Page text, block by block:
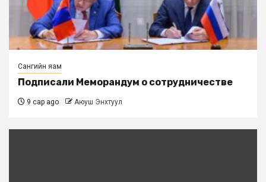
Сангийн яам
Подписали Меморандум о сотрудничестве
9 сар ago Аюуш Энхтуул